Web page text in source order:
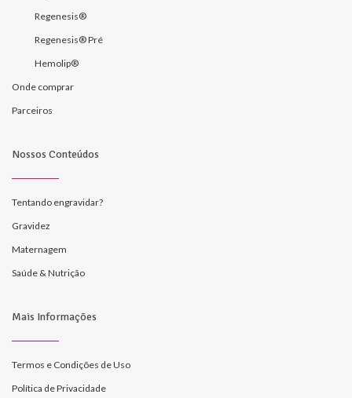
Regenesis®
Regenesis® Pré
Hemolip®
Onde comprar
Parceiros
Nossos Conteúdos
Tentando engravidar?
Gravidez
Maternagem
Saúde & Nutrição
Mais Informações
Termos e Condições de Uso
Política de Privacidade